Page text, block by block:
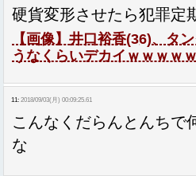
硬貨変形させたら犯罪定
【画像】井口裕香(36)、タ
うなくらいデカイｗｗｗｗ
11: 2018/09/03(月) 00:09:25.61
こんなくだらんとんちで
な